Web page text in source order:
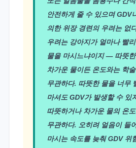
안전하게 줄 수 있으며 GDV
의한 위장 경련의 우려는 없
우려는 강아지가 얼마나 빨
물을 마시느냐이지 — 따뜻
차가운 물이든 온도와는 학
무관하다. 따뜻한 물을 너무
마셔도 GDV가 발생할 수 있
따뜻하거나 차가운 물의 온
무관하다. 오히려 얼음이 들
마시는 속도를 늦춰 GDV 위